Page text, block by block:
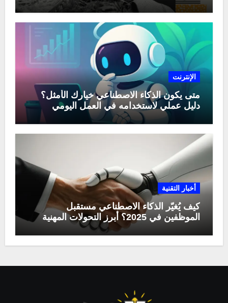
الإنترنت
متى يكون الذكاء الاصطناعي خيارك الأمثل؟
دليل عملي لاستخدامه في العمل اليومي
أخبار التقنية
كيف يُغيّر الذكاء الاصطناعي مستقبل
الموظفين في 2025؟ أبرز التحولات المهنية